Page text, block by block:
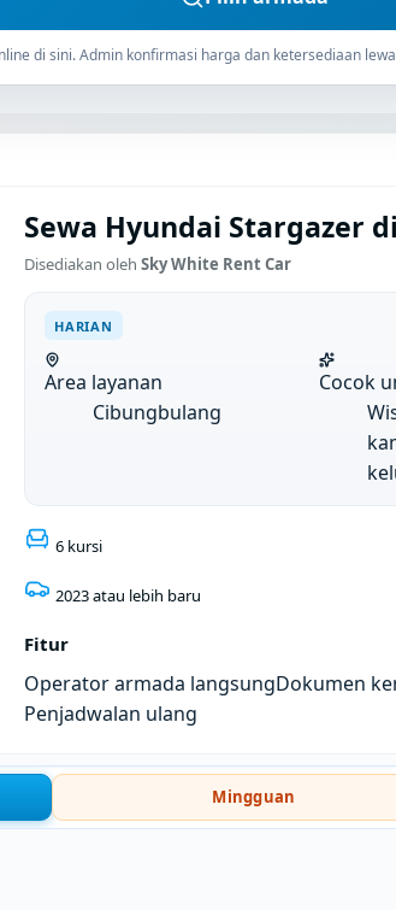
di sini. Admin konfirmasi harga dan ketersediaan
Sewa Hyundai Stargazer
Disediakan oleh Sky White Rent Car
HARIAN
Area layanan
Cibungbulang
Cocok
6 kursi
2023 atau lebih baru
Fitur
Operator armada langsungDokumen
Penjadwalan ulang
Mingguan